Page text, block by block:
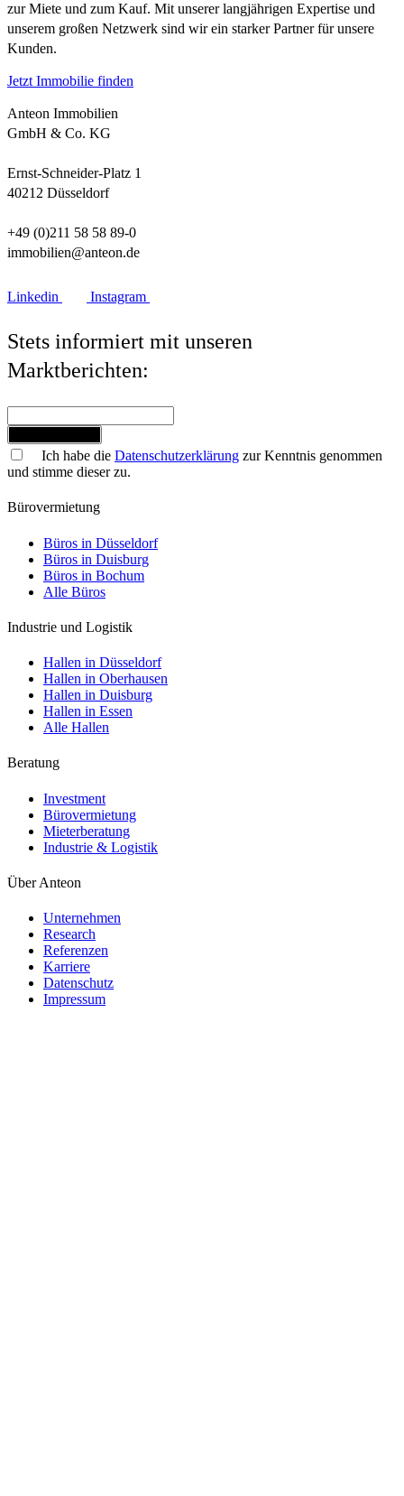
zur Miete und zum Kauf. Mit unserer langjährigen Expertise und
unserem großen Netzwerk sind wir ein starker Partner für unsere
Kunden.
Jetzt Immobilie finden
Anteon Immobilien
GmbH & Co. KG
Ernst-Schneider-Platz 1
40212 Düsseldorf
+49 (0)211 58 58 89-0
immobilien@anteon.de
Linkedin Instagram
Stets informiert mit unseren
Marktberichten:
Ich habe die Datenschutzerklärung zur Kenntnis genommen
und stimme dieser zu.
Bürovermietung
Büros in Düsseldorf
Büros in Duisburg
Büros in Bochum
Alle Büros
Industrie und Logistik
Hallen in Düsseldorf
Hallen in Oberhausen
Hallen in Duisburg
Hallen in Essen
Alle Hallen
Beratung
Investment
Bürovermietung
Mieterberatung
Industrie & Logistik
Über Anteon
Unternehmen
Research
Referenzen
Karriere
Datenschutz
Impressum